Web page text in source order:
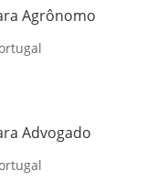
Agrônomo
Advogado